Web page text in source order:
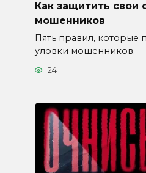
Как защитить свои
мошенников
Пять правил, которые
уловки мошенников.
24